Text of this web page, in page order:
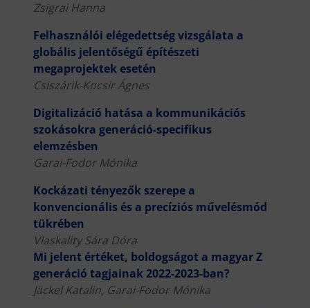
Zsigrai Hanna
Felhasználói elégedettség vizsgálata a
globális jelentőségű építészeti
megaprojektek esetén
Csiszárik-Kocsir Ágnes
Digitalizáció hatása a kommunikációs
szokásokra generáció-specifikus
elemzésben
Garai-Fodor Mónika
Kockázati tényezők szerepe a
konvencionális és a precíziós művelésmód
tükrében
Vlaskality Sára Dóra
Mi jelent értéket, boldogságot a magyar Z
generáció tagjainak 2022-2023-ban?
Jäckel Katalin, Garai-Fodor Mónika